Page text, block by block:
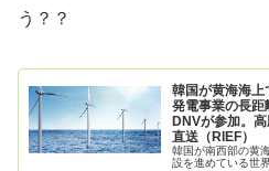
う？？
韓国が黄海海上
発電事業の長距
DNVが参加。
直送（RIEF）
韓国が南西部の黄
設を進めている世